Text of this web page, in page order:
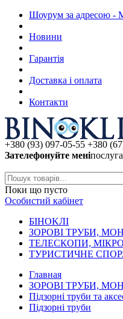
Шоурум за адресою -
Новини
Гарантія
Доставка і оплата
Контакти
+380 (93) 097-05-55 +380
Зателефонуйте мені
Поки що пусто
Особистий кабінет
БIHOKЛI
ЗОРОВІ ТРУБИ,
ТЕЛЕСКОПИ,
ТУРИСТИЧНЕ
Главная
ЗОРОВІ ТРУБИ,
Підзорні труби та
Підзорні труби